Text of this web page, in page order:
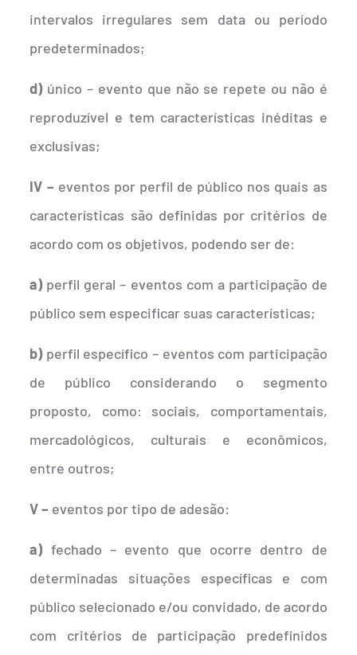
intervalos irregulares sem data ou período
predeterminados;
d)único – evento que não se repete ou não é
reproduzível e tem características inéditas e
exclusivas;
IV – eventos por perfil de público nos quais as
características são definidas por critérios de
acordo com os objetivos, podendo ser de:
a)perfil geral – eventos com a participação de
público sem especificar suas características;
b)perfil específico – eventos com participação
de público considerando o segmento
proposto, como: sociais, comportamentais,
mercadológicos, culturais e econômicos,
entre outros;
V – eventos por tipo de adesão:
a)fechado – evento que ocorre dentro de
determinadas situações específicas e com
público selecionado e/ou convidado, de acordo
com critérios de participação predefinidos